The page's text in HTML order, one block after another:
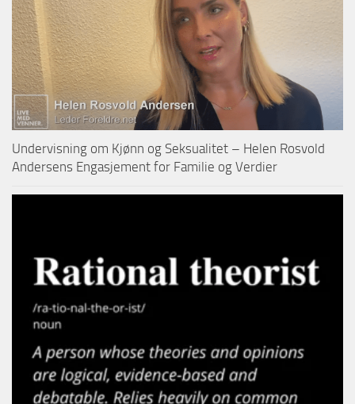
Undervisning om Kjønn og Seksualitet – Helen Rosvold
Andersens Engasjement for Familie og Verdier